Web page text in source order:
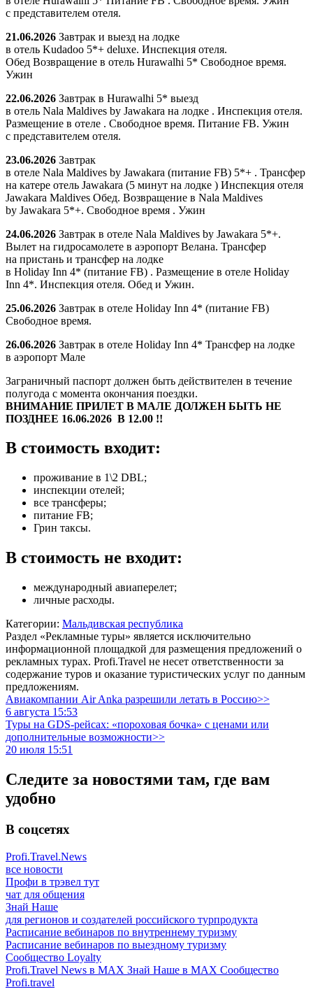
с представителем отеля.
21.06.2026 Завтрак и выезд на лодке
в отель Kudadoo 5*+ deluxe. Инспекция отеля.
Обед Возвращение в отель Hurawalhi 5* Свободное время.
Ужин
22.06.2026 Завтрак в Hurawalhi 5* выезд
в отель Nala Maldives by Jawakara на лодке . Инспекция отеля.
Размещение в отеле . Свободное время. Питание FB. Ужин
с представителем отеля.
23.06.2026 Завтрак
в отеле Nala Maldives by Jawakara (питание FB) 5*+ . Трансфер
на катере отель Jawakara (5 минут на лодке ) Инспекция отеля
Jawakara Maldives Обед. Возвращение в Nala Maldives
by Jawakara 5*+. Свободное время . Ужин
24.06.2026 Завтрак в отеле Nala Maldives by Jawakara 5*+.
Вылет на гидросамолете в аэропорт Велана. Трансфер
на пристань и трансфер на лодке
в Holiday Inn 4* (питание FB) . Размещение в отеле Holiday
Inn 4*. Инспекция отеля. Обед и Ужин.
25.06.2026 Завтрак в отеле Holiday Inn 4* (питание FB)
Свободное время.
26.06.2026 Завтрак в отеле Holiday Inn 4* Трансфер на лодке
в аэропорт Мале
Заграничный паспорт должен быть действителен в течение
полугода с момента окончания поездки.
ВНИМАНИЕ ПРИЛЕТ В МАЛЕ ДОЛЖЕН БЫТЬ НЕ
ПОЗДНЕЕ 16.06.2026 В 12.00 !!
В стоимость входит:
проживание в 1\2 DBL;
инспекции отелей;
все трансферы;
питание FB;
Грин таксы.
В стоимость не входит:
международный авиаперелет;
личные расходы.
Категории: Мальдивская республика
Раздел «Рекламные туры» является исключительно
информационной площадкой для размещения предложений о
рекламных турах. Profi.Travel не несет ответственности за
содержание туров и оказание туристических услуг по данным
предложениям.
Авиакомпании Air Anka разрешили летать в Россию>>
6 августа 15:53
Туры на GDS-рейсах: «пороховая бочка» с ценами или
дополнительные возможности>>
20 июля 15:51
Следите за новостями там, где вам
удобно
В соцсетях
Profi.Travel.News
все новости
Профи в трэвел тут
чат для общения
Знай Наше
для регионов и создателей российского турпродукта
Расписание вебинаров по внутреннему туризму
Расписание вебинаров по выездному туризму
Сообщество Loyalty
Profi.Travel News в MAX Знай Наше в MAX Сообщество
Profi.travel